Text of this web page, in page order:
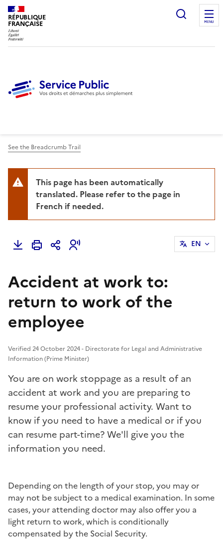
RÉPUBLIQUE
FRANÇAISE
Ouvrir
MENU
See the Breadcrumb Trail
This page has been automatically
translated. Please refer to the page in
French if needed.
EN
Accident at work to:
return to work of the
employee
Verified 24 October 2024 - Directorate for Legal and Administrative
Information (Prime Minister)
You are on work stoppage as a result of an
accident at work and you are preparing to
resume your professional activity. Want to
know if you need to have a medical or if you
can resume part-time? We'll give you the
information you need.
Depending on the length of your stop, you may or
may not be subject to a medical examination. In some
cases, your attending doctor may also offer you a
light return to work, which is conditionally
compensated by the Social Security.